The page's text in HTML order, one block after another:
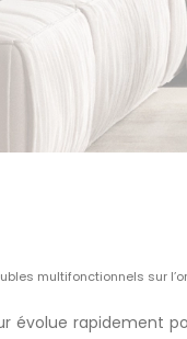
multifonctionnels sur
évolue rapidement